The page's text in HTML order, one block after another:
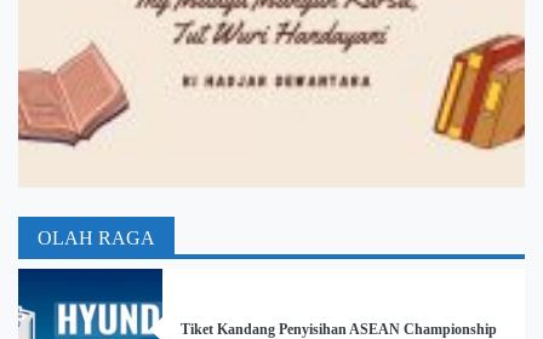
OLAH RAGA
Tiket Kandang Penyisihan ASEAN Championship